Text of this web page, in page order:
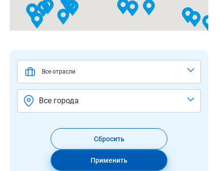
Все отрасли
Все города
Сбросить
Применить